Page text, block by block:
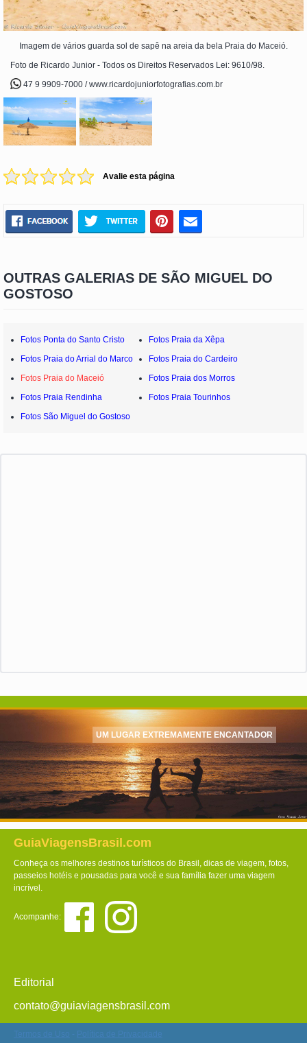
Imagem de vários guarda sol de sapê na areia da bela Praia do Maceió.
Foto de Ricardo Junior - Todos os Direitos Reservados Lei: 9610/98.
47 9 9909-7000 / www.ricardojuniorfotografias.com.br
Avalie esta página
OUTRAS GALERIAS DE SÃO MIGUEL DO
GOSTOSO
Fotos Ponta do Santo Cristo
Fotos Praia da Xêpa
Fotos Praia do Arrial do Marco
Fotos Praia do Cardeiro
Fotos Praia do Maceió
Fotos Praia dos Morros
Fotos Praia Rendinha
Fotos Praia Tourinhos
Fotos São Miguel do Gostoso
UM LUGAR EXTREMAMENTE ENCANTADOR
GuiaViagensBrasil.com
Conheça os melhores destinos turísticos do Brasil, dicas de viagem, fotos,
passeios hotéis e pousadas para você e sua família fazer uma viagem
incrível.
Acompanhe:
Editorial
contato@guiaviagensbrasil.com
Termos de Uso Política de Privacidade